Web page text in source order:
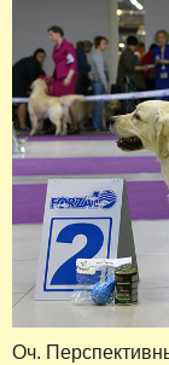
Оч.